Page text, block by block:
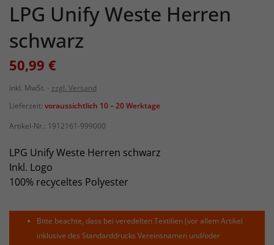
LPG Unify Weste Herren
schwarz
50,99 €
inkl. MwSt.
zzgl. Versand
Lieferzeit: voraussichtlich 10 – 20 Werktage
Artikel-Nr.: 1912161-999000
LPG Unify Weste Herren schwarz
Inkl. Logo
100% recyceltes Polyester
Bitte beachte, dass bei veredelten Textilien (vor allem Artikel
inklusive des Standarddrucks Vereinsnamen und/oder